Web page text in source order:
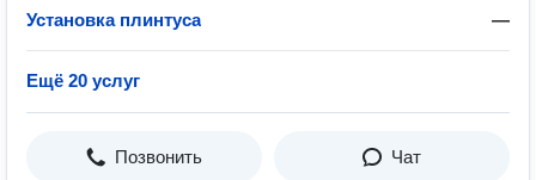
Установка плинтуса —
Ещё 20 услуг
Позвонить Чат